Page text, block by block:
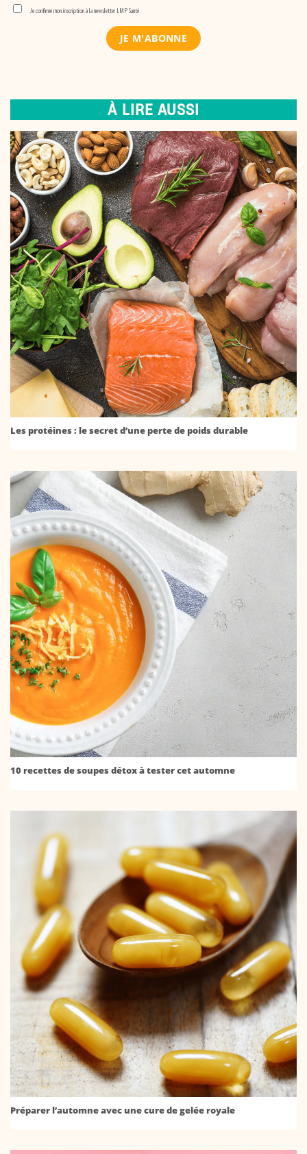
Je confirme mon inscription à la newsletter LMP Santé
À LIRE AUSSI
Les protéines : le secret d’une perte de poids durable
10 recettes de soupes détox à tester cet automne
Préparer l’automne avec une cure de gelée royale